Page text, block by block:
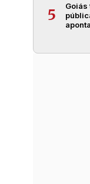
5
Goiás